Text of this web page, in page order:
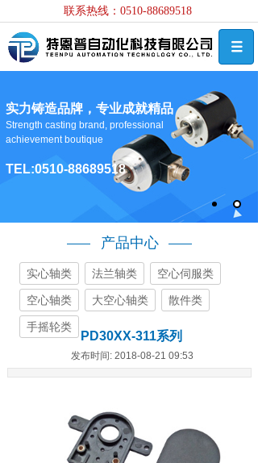
联系热线：0510-88689518
实力铸造品牌，专业成就精品
Strength casting brand, professional
achievement boutique
TEL:0510-88689518
产品中心
实心轴类 法兰轴类 空心伺服类
空心轴类 大空心轴类 散件类
手摇轮类
PD30XX-311系列
发布时间: 2018-08-21 09:53